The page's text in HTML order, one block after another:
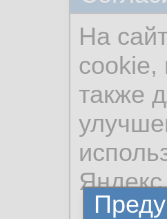
На
cookie,
также